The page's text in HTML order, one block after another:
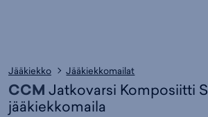
Jääkiekko Jääkiekkomailat
CCM Jatkovarsi Komposiitti
jääkiekkomaila